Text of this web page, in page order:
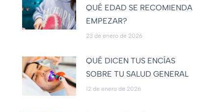
QUÉ EDAD SE RECOMIENDA
EMPEZAR?
23 de enero de 2026
QUÉ DICEN TUS ENCÍAS
SOBRE TU SALUD GENERAL
12 de enero de 2026